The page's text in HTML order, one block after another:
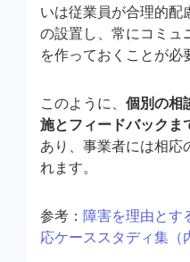
いは従業員が合理的配
の設置し、常にコミュ
を作っておくことが必
このように、 個別の相
施とフィードバックま
あり、事業者には相応
れます。
参考： 障害を理由とす
応ケーススタディ集（